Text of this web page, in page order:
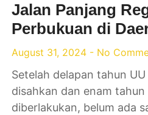
Jalan Panjang
Perbukuan di
August 31, 2024 No
Setelah delapan tahun
disahkan dan enam
diberlakukan, belum ada